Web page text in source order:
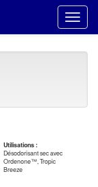
Utilisations :
Désodorisant sec avec
Ordenone™, Tropic
Breeze